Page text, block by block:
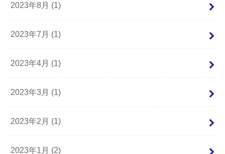
2023年8月 (1)
2023年7月 (1)
2023年4月 (1)
2023年3月 (1)
2023年2月 (1)
2023年1月 (2)